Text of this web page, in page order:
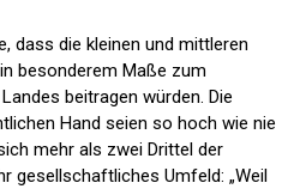
dass die kleinen und mittleren
besonderem Maße zum
beitragen würden. Die
Hand seien so hoch wie nie
mehr als zwei Drittel der
gesellschaftliches Umfeld: „Weil